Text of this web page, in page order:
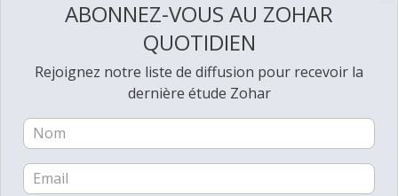
ABONNEZ-VOUS AU ZOHAR
QUOTIDIEN
Rejoignez notre liste de diffusion pour recevoir la
dernière étude Zohar